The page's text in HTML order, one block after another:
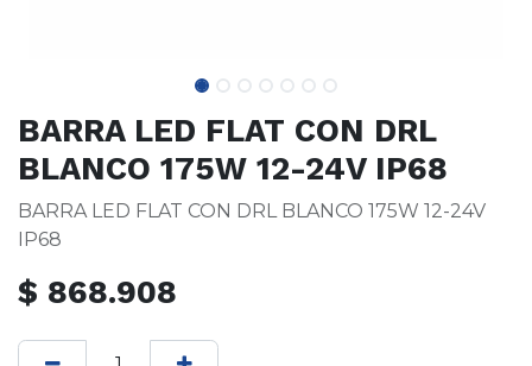
BARRA LED FLAT CON DRL
BLANCO 175W 12-24V IP68
BARRA LED FLAT CON DRL BLANCO 175W 12-24V
IP68
$ 868.908